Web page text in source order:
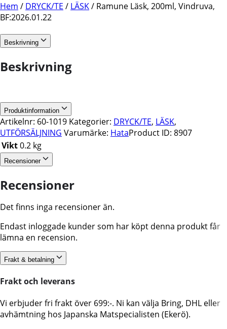
Hem / DRYCK/TE / LÄSK/ Ramune Läsk, 200ml, Vindruva,
BF:2026.01.22
Beskrivning
Beskrivning
Produktinformation
Artikelnr: 60-1019 Kategorier: DRYCK/TE, LÄSK,
UTFÖRSÄLJNING Varumärke: HataProduct ID: 8907
Vikt0.2 kg
Recensioner
Recensioner
Det finns inga recensioner än.
Endast inloggade kunder som har köpt denna produkt får
lämna en recension.
Frakt & betalning
Frakt och leverans
Vi erbjuder fri frakt över 699:-. Ni kan välja Bring, DHL eller
avhämtning hos Japanska Matspecialisten (Ekerö).